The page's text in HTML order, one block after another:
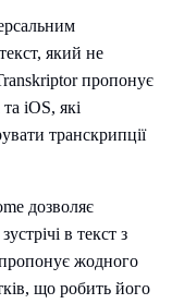
який не
пропонує
iOS, які
транскрипції
дозволяє
в текст з
жодного
що робить його